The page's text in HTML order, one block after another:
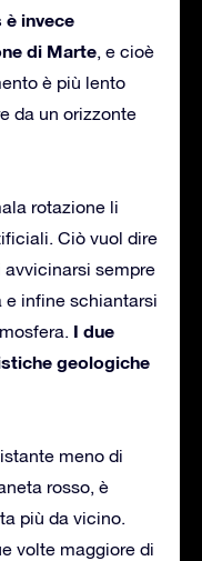
invece
di Marte, e cioè
è più lento
da un orizzonte
rotazione li
Ciò vuol dire
sempre
e infine schiantarsi
I due
geologiche
meno di
rosso, è
più da vicino.
volte maggiore di